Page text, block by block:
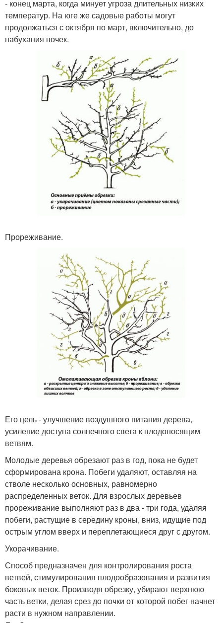
- конец марта, когда минует угроза длительных низких
температур. На юге же садовые работы могут
продолжаться с октября по март, включительно, до
набухания почек.
Прореживание.
Его цель - улучшение воздушного питания дерева,
усиление доступа солнечного света к плодоносящим
ветвям.
Молодые деревья обрезают раз в год, пока не будет
сформирована крона. Побеги удаляют, оставляя на
стволе несколько основных, равномерно
распределенных веток. Для взрослых деревьев
прореживание выполняют раз в два - три года, удаляя
побеги, растущие в середину кроны, вниз, идущие под
острым углом вверх и переплетающиеся друг с другом.
Укорачивание.
Способ предназначен для контролирования роста
ветвей, стимулирования плодообразования и развития
боковых веток. Производя обрезку, убирают верхнюю
часть ветки, делая срез до почки от которой побег начнет
расти в нужном направлении.